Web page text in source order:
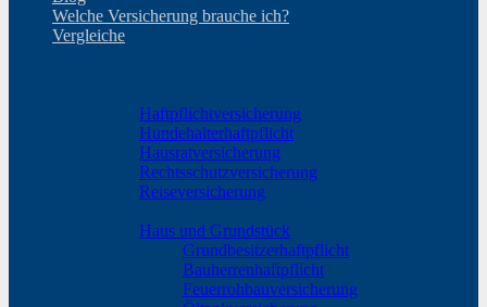
Welche Versicherung brauche ich?
Vergleiche
Haftpflichtversicherung
Hundehalterhaftpflicht
Hausratversicherung
Rechtsschutzversicherung
Reiseversicherung
Haus und Grundstück
Grundbesitzerhaftpflicht
Bauherrenhaftpflicht
Feuerrohbauversicherung